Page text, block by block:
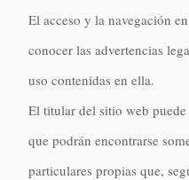
El acceso y la navegación
conocer las advertencias
uso contenidas en ella.
El titular del sitio web
que podrán encontrarse
particulares propias que,